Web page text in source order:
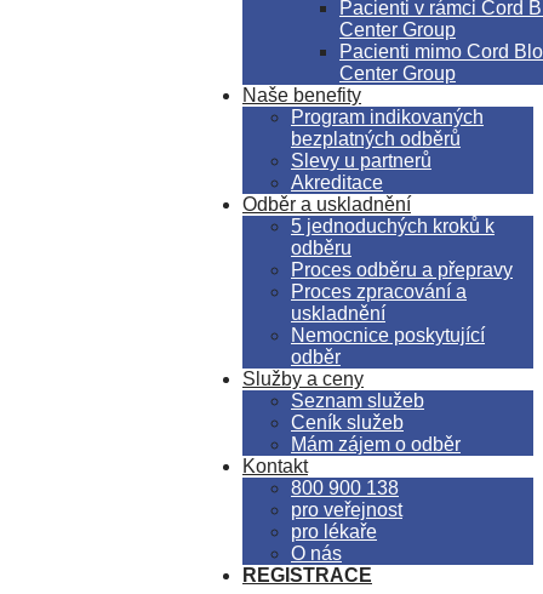
Pacienti v rámci Cord
Center Group
Pacienti mimo Cord
Center Group
Naše benefity
Program indikovaných
bezplatných odběrů
Slevy u partnerů
Akreditace
Odběr a uskladnění
5 jednoduchých kroků k
odběru
Proces odběru a přepravy
Proces zpracování a
uskladnění
Nemocnice poskytující
odběr
Služby a ceny
Seznam služeb
Ceník služeb
Mám zájem o odběr
Kontakt
800 900 138
pro veřejnost
pro lékaře
O nás
REGISTRACE